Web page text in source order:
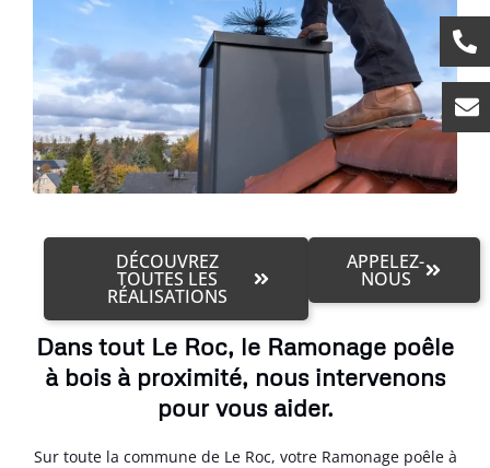
DÉCOUVREZ
TOUTES LES
RÉALISATIONS
APPELEZ-
NOUS
Dans tout Le Roc, le Ramonage poêle
à bois à proximité, nous intervenons
pour vous aider.
Sur toute la commune de Le Roc, votre Ramonage poêle à